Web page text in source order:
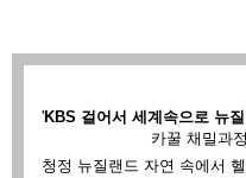
'KBS 걸어서 세계속으로 뉴
카꿀 채밀과
청정 뉴질랜드 자연 속에서